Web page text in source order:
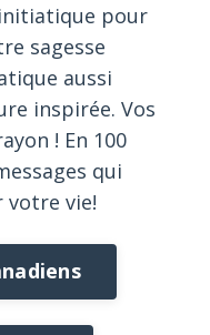
pour
sagesse
aussi
inspirée. Vos
! En 100
qui
votre vie!